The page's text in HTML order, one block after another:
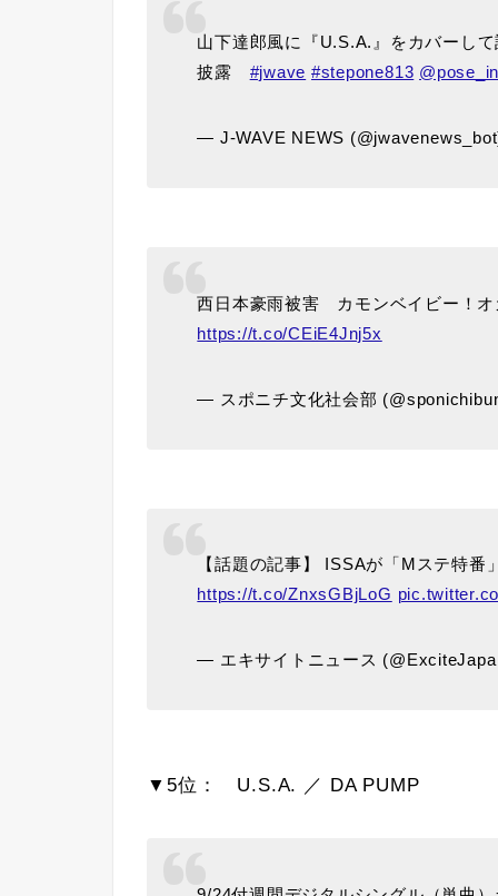
山下達郎風に『U.S.A.』をカバーし
披露 #jwave #stepone813
— J-WAVE NEWS
西日本豪雨被害 カモンベイビー！オ
https://t.co/CEiE4Jnj5x
— スポニチ文化社会部
【話題の記事】 ISSAが「Mステ特
https://t.co/ZnxsGBjLoG
— エキサイトニュース
▼5位： U.S.A. ／ DA PUMP